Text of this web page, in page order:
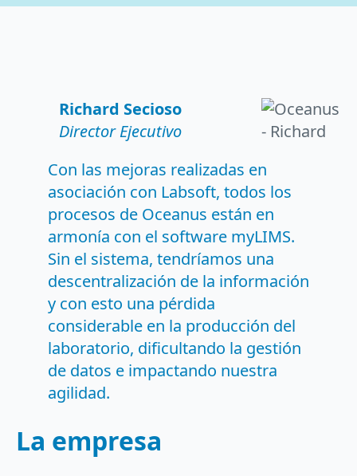
Richard Secioso
Director Ejecutivo
Con las mejoras realizadas en
asociación con Labsoft, todos los
procesos de Oceanus están en
armonía con el software myLIMS.
Sin el sistema, tendríamos una
descentralización de la información
y con esto una pérdida
considerable en la producción del
laboratorio, dificultando la gestión
de datos e impactando nuestra
agilidad.
La empresa